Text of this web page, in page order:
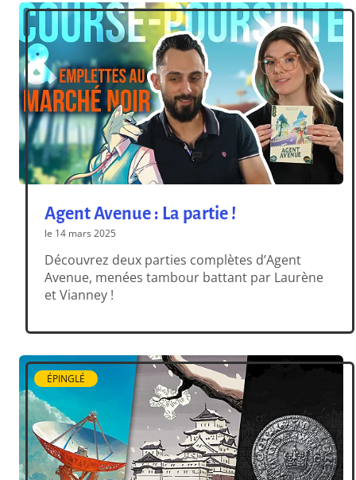
capacité à s’adapter […]
Agent Avenue : La partie !
le 14 mars 2025
Découvrez deux parties complètes d’Agent
Avenue, menées tambour battant par Laurène
et Vianney !
ÉPINGLÉ